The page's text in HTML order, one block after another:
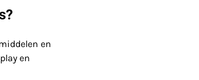
en
en